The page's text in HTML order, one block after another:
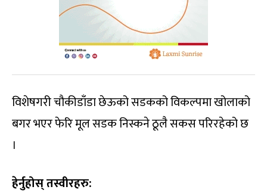
विशेषगरी चौकीडाँडा छेऊको सडकको विकल्पमा खोलाको
बगर भएर फेरि मूल सडक निस्कने ठूलै सकस परिरहेको छ
।
हेर्नुहोस् तस्वीरहरु: